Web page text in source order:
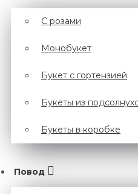
С розами
Монобукет
Букет с гортензией
Букеты из
Букеты в коробке
Повод